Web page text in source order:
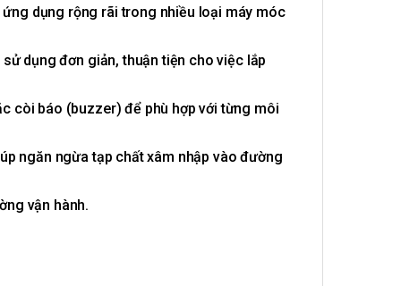
dụng rộng rãi trong nhiều loại máy móc
dụng đơn giản, thuận tiện cho việc lắp
còi báo (buzzer) để phù hợp với từng môi
ngăn ngừa tạp chất xâm nhập vào đường
vận hành.